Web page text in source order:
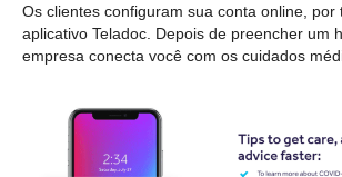
Os clientes configuram sua conta online, por
aplicativo Teladoc. Depois de preencher um
empresa conecta você com os cuidados